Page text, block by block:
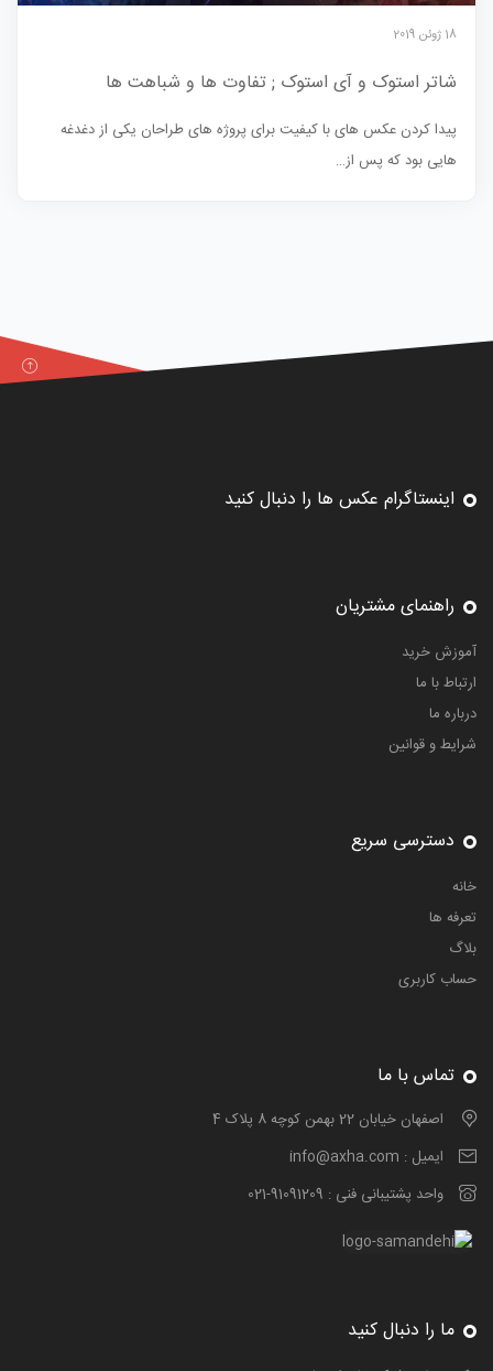
18 ژوئن 2019
شاتر استوک و آی استوک ; تفاوت ها و شباهت ها
پیدا کردن عکس های با کیفیت برای پروژه های طراحان یکی از دغدغه
هایی بود که پس از…
اینستاگرام عکس ها را دنبال کنید
راهنمای مشتریان
آموزش خرید
ارتباط با ما
درباره ما
شرایط و قوانین
دسترسی سریع
خانه
تعرفه ها
بلاگ
حساب کاربری
تماس با ما
اصفهان خیابان 22 بهمن کوچه 8 پلاک 4
ایمیل : info@axha.com
واحد پشتیبانی فنی : 021-91091209
ما را دنبال کنید